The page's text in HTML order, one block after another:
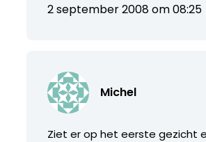
2 september 2008 om 08:25
Michel
Ziet er op het eerste gezicht